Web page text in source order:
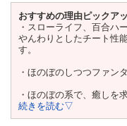
おすすめの理由ピックア
・スローライフ、百合ハ
やんわりとしたチート性
す。
・ほのぼのしつつファン
・ほのぼの系で、癒しを
続きを読む▽